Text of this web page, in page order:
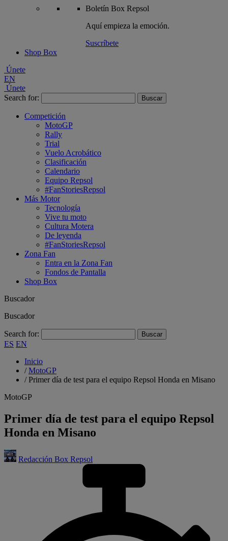
Boletín Box Repsol
Aquí empieza la emoción.
Suscríbete
Shop Box
Únete
EN
Únete
Search for:
Competición
MotoGP
Rally
Trial
Vuelo Acrobático
Clasificación
Calendario
Equipo Repsol
#FanStoriesRepsol
Más Motor
Tecnología
Vive tu moto
Cultura Motera
De leyenda
#FanStoriesRepsol
Zona Fan
Entra en la Zona Fan
Fondos de Pantalla
Shop Box
Buscador
Buscador
Search for:
ES EN
Inicio
/MotoGP
/Primer día de test para el equipo Repsol Honda en Misano
MotoGP
Primer día de test para el equipo Repsol
Honda en Misano
Redacción Box Repsol